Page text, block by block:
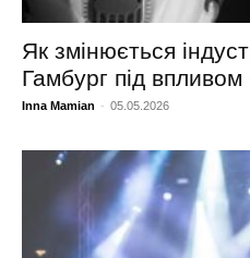
Як змінюється
Гамбург під
Inna Mamian - 05.05.2026